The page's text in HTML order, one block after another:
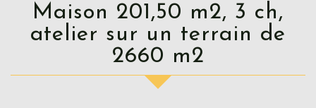
Maison 201,50 m2, 3 ch,
atelier sur un terrain de
2660 m2